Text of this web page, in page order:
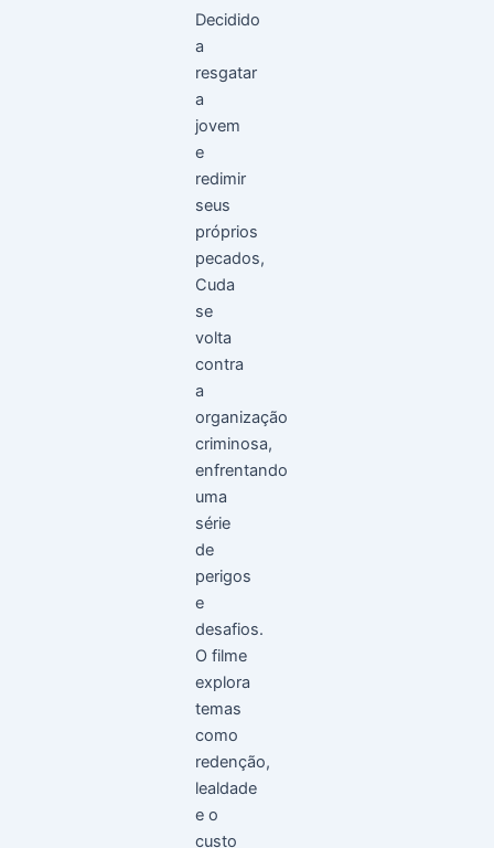
Decidido
a
resgatar
a
jovem
e
redimir
seus
próprios
pecados,
Cuda
se
volta
contra
a
organização
criminosa,
enfrentando
uma
série
de
perigos
e
desafios.
O filme
explora
temas
como
redenção,
lealdade
e o
custo